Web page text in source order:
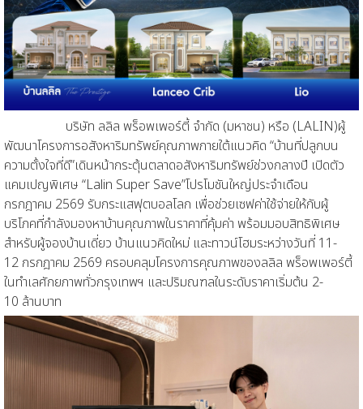
บริษัท ลลิล พร็อพเพอร์ตี้ จำกัด (มหาชน) หรือ (LALIN)ผู้
พัฒนาโครงการอสังหาริมทรัพย์คุณภาพภายใต้แนวคิด “บ้านที่ปลูกบน
ความตั้งใจที่ดี”เดินหน้ากระตุ้นตลาดอสังหาริมทรัพย์ช่วงกลางปี เปิดตัว
แคมเปญพิเศษ “Lalin Super Save”โปรโมชันใหญ่ประจำเดือน
กรกฎาคม 2569 รับกระแสฟุตบอลโลก เพื่อช่วยเซฟค่าใช้จ่ายให้กับผู้
บริโภคที่กำลังมองหาบ้านคุณภาพในราคาที่คุ้มค่า พร้อมมอบสิทธิพิเศษ
สำหรับผู้จองบ้านเดี่ยว บ้านแนวคิดใหม่ และทาวน์โฮมระหว่างวันที่ 11-
12 กรกฎาคม 2569 ครอบคลุมโครงการคุณภาพของลลิล พร็อพเพอร์ตี้
ในทำเลศักยภาพทั่วกรุงเทพฯ และปริมณฑลในระดับราคาเริ่มต้น 2-
10 ล้านบาท